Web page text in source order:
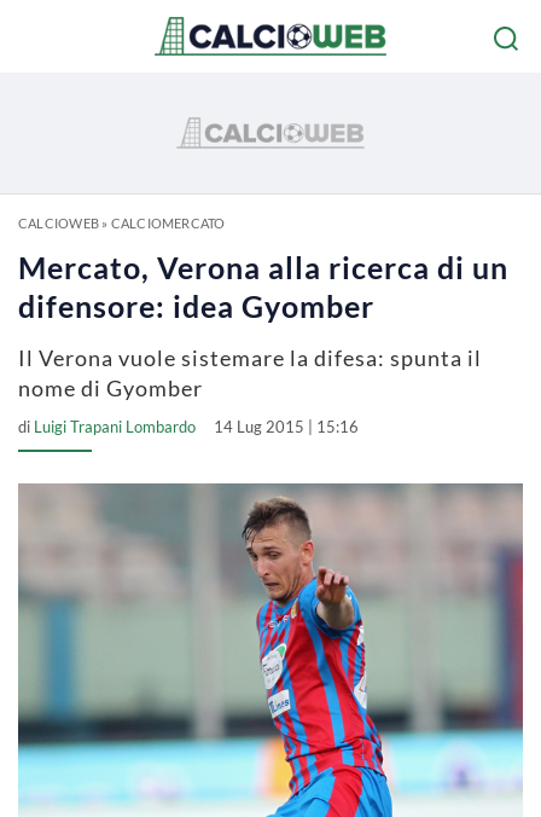
CALCIOWEB» CALCIOMERCATO
Mercato, Verona alla ricerca di un
difensore: idea Gyomber
Il Verona vuole sistemare la difesa: spunta il
nome di Gyomber
di Luigi Trapani Lombardo 14 Lug 2015 | 15:16